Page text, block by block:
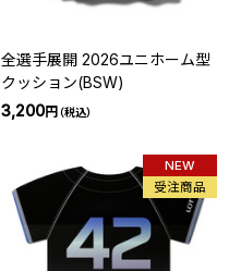
全選手展開 2026ユニホーム型
クッション(BSW)
3,200円（税込）
NEW
受注商品